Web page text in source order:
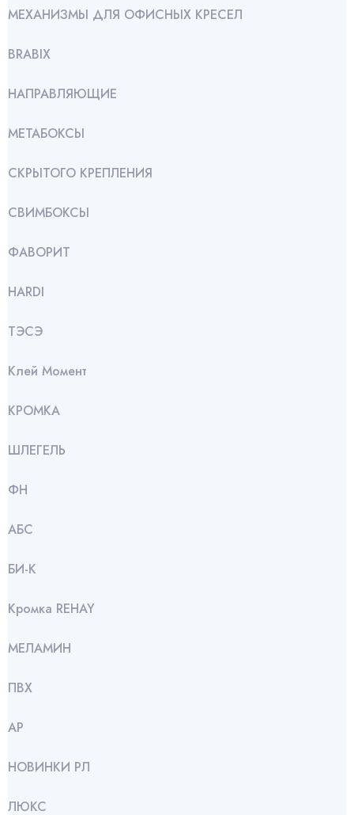
МЕХАНИЗМЫ ДЛЯ ОФИСНЫХ КРЕСЕЛ
BRABIX
НАПРАВЛЯЮЩИЕ
МЕТАБОКСЫ
СКРЫТОГО КРЕПЛЕНИЯ
СВИМБОКСЫ
ФАВОРИТ
HARDI
ТЭСЭ
Клей Момент
КРОМКА
ШЛЕГЕЛЬ
ФН
АБС
БИ-К
Кромка REHAY
МЕЛАМИН
ПВХ
АР
НОВИНКИ РЛ
ЛЮКС